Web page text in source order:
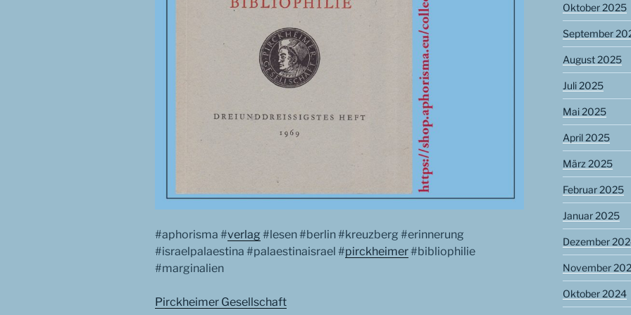
#aphorisma #verlag #lesen #berlin #kreuzberg #erinnerung
#israelpalaestina #palaestinaisrael #pirckheimer#bibliophilie
#marginalien
Pirckheimer Gesellschaft
Oktober 2025
September
August 2025
Juli 2025
Mai 2025
April 2025
März 2025
Februar 2025
Januar 2025
Dezember
November
Oktober 2024